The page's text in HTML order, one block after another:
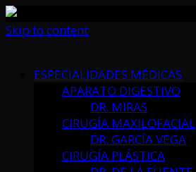
Skip to content
ESPECIALIDADES MÉDICAS
APARATO DIGESTIVO
DR. MIRAS
CIRUGÍA MAXILOFACIAL
DR. GARCÍA VEGA
CIRUGÍA PLÁSTICA